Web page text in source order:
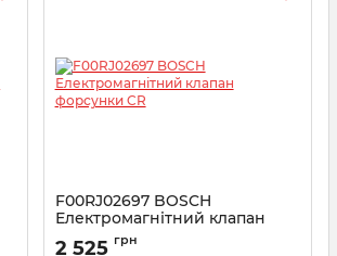
F00RJ02697 BOSCH
Електромагнітний клапан
форсунки CR
2 525 грн